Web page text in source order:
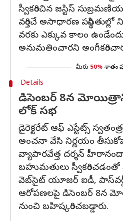
స్వీకరించిన జస్టిస్
వర్తించే అసాధారణ
వరకు ఎక్కువ కాలం
అనుమతించారని
మీరు 50% శాతం
Details
డిసెంబర్ 8న
లోక్ సభ
డైరెక్టరేట్ ఆఫ్ ఎస్టేట్స్
అంచనా వేసి నిర్ణయం
వ్యాపారవేత్త దర్శన్
బహుమతులు
వెబ్‌సైట్ యూజర్ ఐడీ,
ఆరోపణలపై డిసెంబర్ 8న
నుంచి బహిష్కరించబడ్డారు.